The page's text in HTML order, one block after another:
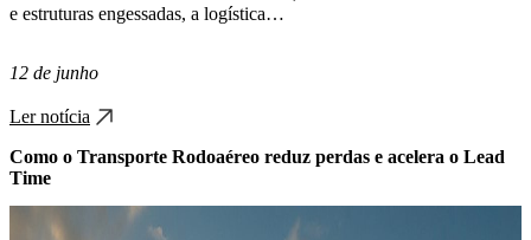
e estruturas engessadas, a logística…
12 de junho
Ler notícia
Como o Transporte Rodoaéreo reduz perdas e acelera o Lead
Time